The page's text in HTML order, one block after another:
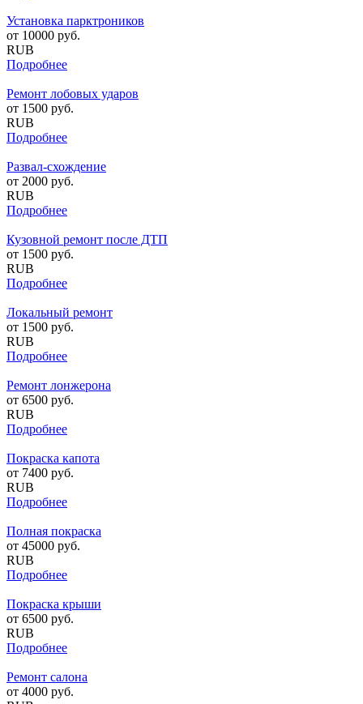
Установка парктроников
от 10000 руб.
RUB
Подробнее
Ремонт лобовых ударов
от 1500 руб.
RUB
Подробнее
Развал-схождение
от 2000 руб.
RUB
Подробнее
Кузовной ремонт после ДТП
от 1500 руб.
RUB
Подробнее
Локальный ремонт
от 1500 руб.
RUB
Подробнее
Ремонт лонжерона
от 6500 руб.
RUB
Подробнее
Покраска капота
от 7400 руб.
RUB
Подробнее
Полная покраска
от 45000 руб.
RUB
Подробнее
Покраска крыши
от 6500 руб.
RUB
Подробнее
Ремонт салона
от 4000 руб.